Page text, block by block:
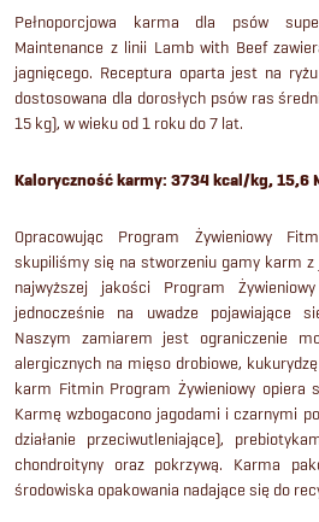
Pełnoporcjowa karma dla psów
Maintenance z linii Lamb with Beef
jagnięcego. Receptura oparta jest na
dostosowana dla dorosłych psów ras
15 kg), w wieku od 1 roku do 7 lat.
Kaloryczność karmy: 3734 kcal/kg, 15,6
Opracowując Program Żywieniowy
skupiliśmy się na stworzeniu gamy karm z
najwyższej jakości Program
jednocześnie na uwadze pojawiające
Naszym zamiarem jest ograniczenie
alergicznych na mięso drobiowe,
karm Fitmin Program Żywieniowy opiera
Karmę wzbogacono jagodami i czarnymi
działanie przeciwutleniające),
chondroityny oraz pokrzywą. Karma
środowiska opakowania nadające się do